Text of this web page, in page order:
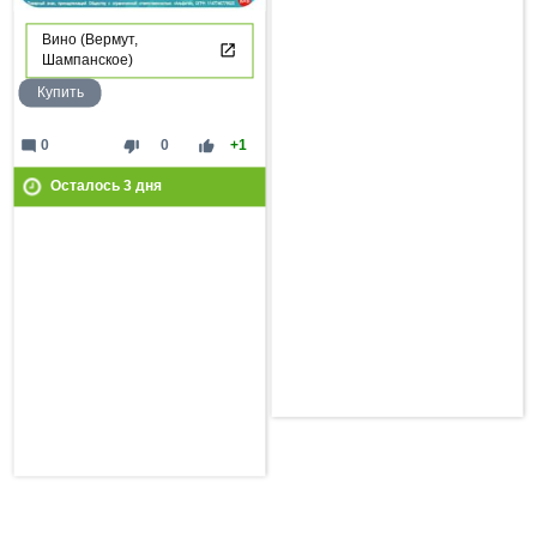
Вино (Вермут,
Шампанское)
Купить
thumb_down 0 thumb_up +1
mode_comment 0
Осталось 3дня